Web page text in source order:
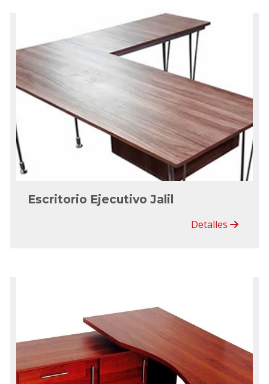
Escritorio Ejecutivo Jalil
Detalles